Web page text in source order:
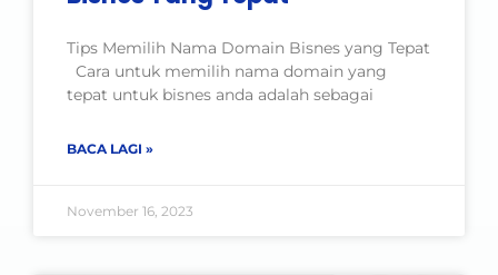
Tips Memilih Nama Domain Bisnes yang Tepat
Cara untuk memilih nama domain yang
tepat untuk bisnes anda adalah sebagai
BACA LAGI »
November 16, 2023